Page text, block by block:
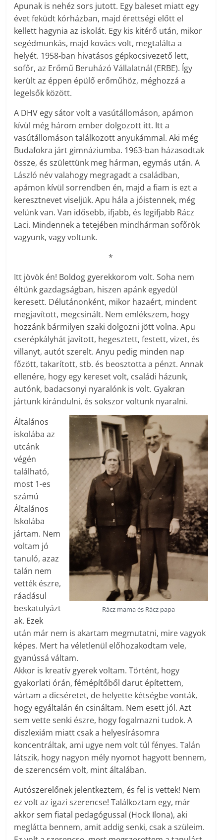
Apunak is nehéz sors jutott. Egy baleset miatt egy
évet feküdt kórházban, majd érettségi előtt el
kellett hagynia az iskolát. Egy kis kitérő után, mikor
segédmunkás, majd kovács volt, megtalálta a
helyét. 1958-ban hivatásos gépkocsivezető lett,
sofőr, az Erőmű Beruházó Vállalatnál (ERBE). Így
került az éppen épülő erőműhöz, méghozzá a
legelsők között.
A DHV egy sátor volt a vasútállomáson, apámon
kívül még három ember dolgozott itt. Itt a
vasútállomáson találkozott anyukámmal. Aki még
Budafokra járt gimnáziumba. 1963-ban házasodtak
össze, és születtünk meg hárman, egymás után. A
László név valahogy megragadt a családban,
apámon kívül sorrendben én, majd a fiam is ezt a
keresztnevet viseljük. Apu hála a jóistennek, még
velünk van. Van idősebb, ifjabb, és legifjabb Rácz
Laci. Mindennek a tetejében mindhárman sofőrök
vagyunk, vagy voltunk.
*
Itt jövök én! Boldog gyerekkorom volt. Soha nem
éltünk gazdagságban, hiszen apánk egyedül
keresett. Délutánonként, mikor hazaért, mindent
megjavított, megcsinált. Nem emlékszem, hogy
hozzánk bármilyen szaki dolgozni jött volna. Apu
cserépkályhát javított, hegesztett, festett, vizet, és
villanyt, autót szerelt. Anyu pedig minden nap
főzött, takarított, stb. és beosztotta a pénzt. Annak
ellenére, hogy egy kereset volt, családi házunk,
autónk, badacsonyi nyaralónk is volt. Gyakran
jártunk kirándulni, és sokszor voltunk nyaralni.
Rácz mama és Rácz papa
Általános
iskolába az
utcánk
végén
található,
most 1-es
számú
Általános
Iskolába
jártam. Nem
voltam jó
tanuló, azaz
talán nem
vették észre,
ráadásul
beskatulyázt
ak. Ezek
után már nem is akartam megmutatni, mire vagyok
képes. Mert ha véletlenül előhozakodtam vele,
gyanússá váltam.
Akkor is kreatív gyerek voltam. Történt, hogy
gyakorlati órán, fémépítőből darut építettem,
vártam a dicséretet, de helyette kétségbe vonták,
hogy egyáltalán én csináltam. Nem esett jól. Azt
sem vette senki észre, hogy fogalmazni tudok. A
diszlexiám miatt csak a helyesírásomra
koncentráltak, ami ugye nem volt túl fényes. Talán
látszik, hogy nagyon mély nyomot hagyott bennem,
de szerencsém volt, mint általában.
Autószerelőnek jelentkeztem, és fel is vettek! Nem
ez volt az igazi szerencse! Találkoztam egy, már
akkor sem fiatal pedagógussal (Hock Ilona), aki
meglátta bennem, amit addig senki, csak a szüleim.